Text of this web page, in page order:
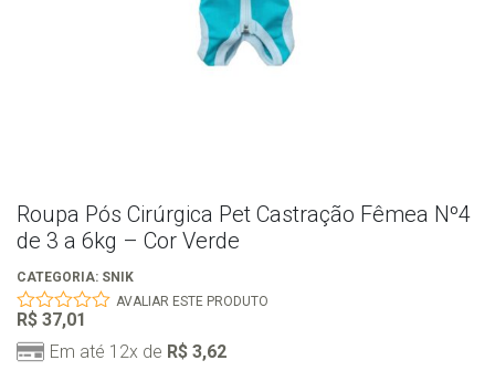
Roupa Pós Cirúrgica Pet Castração Fêmea Nº4
de 3 a 6kg – Cor Verde
CATEGORIA: SNIK
0
out
of
AVALIAR ESTE PRODUTO
R$ 37,01
Em até 12x de R$ 3,62